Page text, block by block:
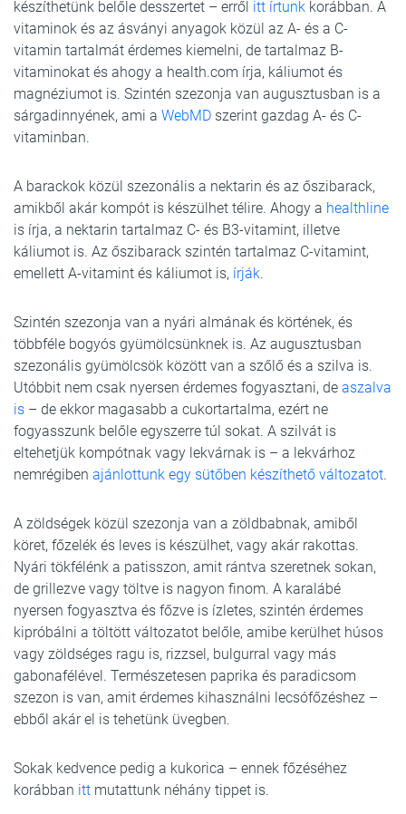
készíthetünk belőle desszertet – erről itt írtunk korábban. A
vitaminok és az ásványi anyagok közül az A- és a C-
vitamin tartalmát érdemes kiemelni, de tartalmaz B-
vitaminokat és ahogy a health.com írja, káliumot és
magnéziumot is. Szintén szezonja van augusztusban is a
sárgadinnyének, ami a WebMD szerint gazdag A- és C-
vitaminban.
A barackok közül szezonális a nektarin és az őszibarack,
amikből akár kompót is készülhet télire. Ahogy a healthline
is írja, a nektarin tartalmaz C- és B3-vitamint, illetve
káliumot is. Az őszibarack szintén tartalmaz C-vitamint,
emellett A-vitamint és káliumot is, írják.
Szintén szezonja van a nyári almának és körtének, és
többféle bogyós gyümölcsünknek is. Az augusztusban
szezonális gyümölcsök között van a szőlő és a szilva is.
Utóbbit nem csak nyersen érdemes fogyasztani, de aszalva
is – de ekkor magasabb a cukortartalma, ezért ne
fogyasszunk belőle egyszerre túl sokat. A szilvát is
eltehetjük kompótnak vagy lekvárnak is – a lekvárhoz
nemrégiben ajánlottunk egy sütőben készíthető változatot.
A zöldségek közül szezonja van a zöldbabnak, amiből
köret, főzelék és leves is készülhet, vagy akár rakottas.
Nyári tökfélénk a patisszon, amit rántva szeretnek sokan,
de grillezve vagy töltve is nagyon finom. A karalábé
nyersen fogyasztva és főzve is ízletes, szintén érdemes
kipróbálni a töltött változatot belőle, amibe kerülhet húsos
vagy zöldséges ragu is, rizzsel, bulgurral vagy más
gabonafélével. Természetesen paprika és paradicsom
szezon is van, amit érdemes kihasználni lecsófőzéshez –
ebből akár el is tehetünk üvegben.
Sokak kedvence pedig a kukorica – ennek főzéséhez
korábban itt mutattunk néhány tippet is.